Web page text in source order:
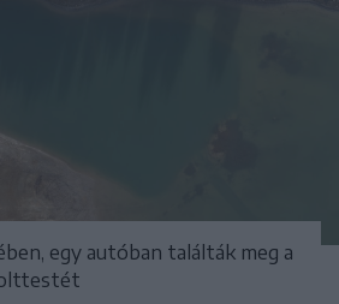
egy autóban találták meg a